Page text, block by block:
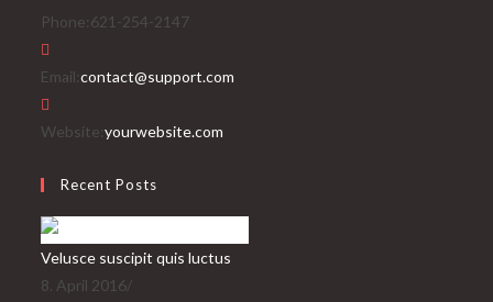
Phone:621-254-2147
Email:contact@support.com
Website:yourwebsite.com
Recent Posts
Velusce suscipit quis luctus
8. April 2016/